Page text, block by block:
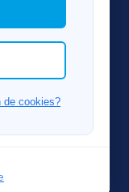
das
de cookies?